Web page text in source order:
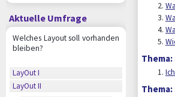
Aktuelle Umfrage
Welches Layout soll vorhanden
bleiben?
LayOut I
LayOut II